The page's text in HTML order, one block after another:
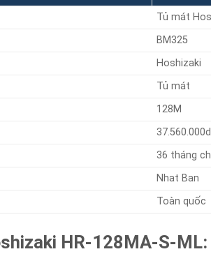
Tủ mát
BM325
Hoshizaki
Tủ mát
128M
37.560.000d
36 tháng
Nhat Ban
Toàn quốc
HR-128MA-S-